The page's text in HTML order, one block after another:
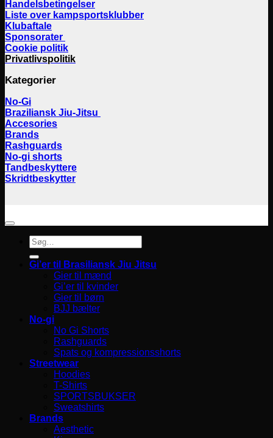
Handelsbetingelser
Liste over kampsportsklubber
Klubaftale
Sponsorater
Cookie politik
Privatlivspolitik
Kategorier
No-Gi
Braziliansk Jiu-Jitsu
Accesories
Brands
Rashguards
No-gi shorts
Tandbeskyttere
Skridtbeskytter
Søg
efter:
Gi’er til Brasiliansk Jiu Jitsu
Gier til mænd
Gi’er til kvinder
Gier til børn
BJJ bælter
No-gi
No Gi Shorts
Rashguards
Spats og kompressionsshorts
Streetwear
Hoodies
T-Shirts
SPORTSBUKSER
Sweatshirts
Brands
Aesthetic